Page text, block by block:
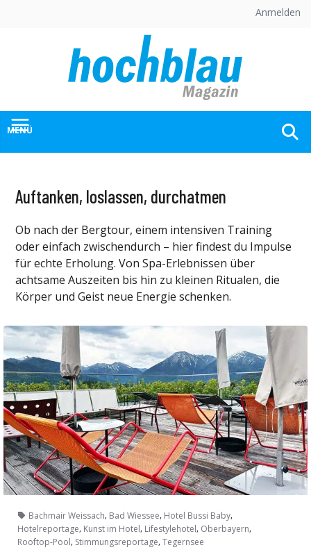
Anmelden
MENÜ
Auftanken, loslassen, durchatmen
Ob nach der Bergtour, einem intensiven Training
oder einfach zwischendurch – hier findest du Impulse
für echte Erholung. Von Spa-Erlebnissen über
achtsame Auszeiten bis hin zu kleinen Ritualen, die
Körper und Geist neue Energie schenken.
Bachmair Weissach, Bad Wiessee, Hotel Bussi Baby,
Hotelreportage, Kunst im Hotel, Lifestylehotel, Oberbayern,
Rooftop-Pool, Stimmungsreportage, Tegernsee